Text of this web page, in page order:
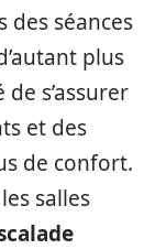
des séances
plus
s’assurer
et des
de confort.
salles